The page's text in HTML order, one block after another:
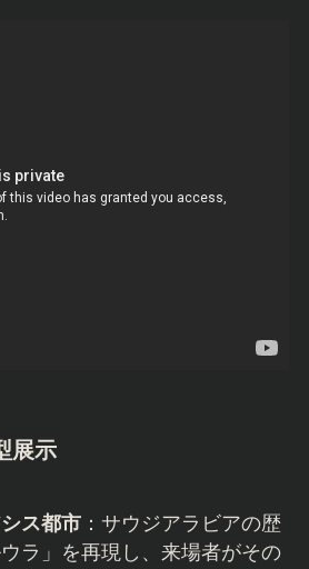
展示
ス都市：サウジアラビアの歴
ラ」を再現し、来場者がその